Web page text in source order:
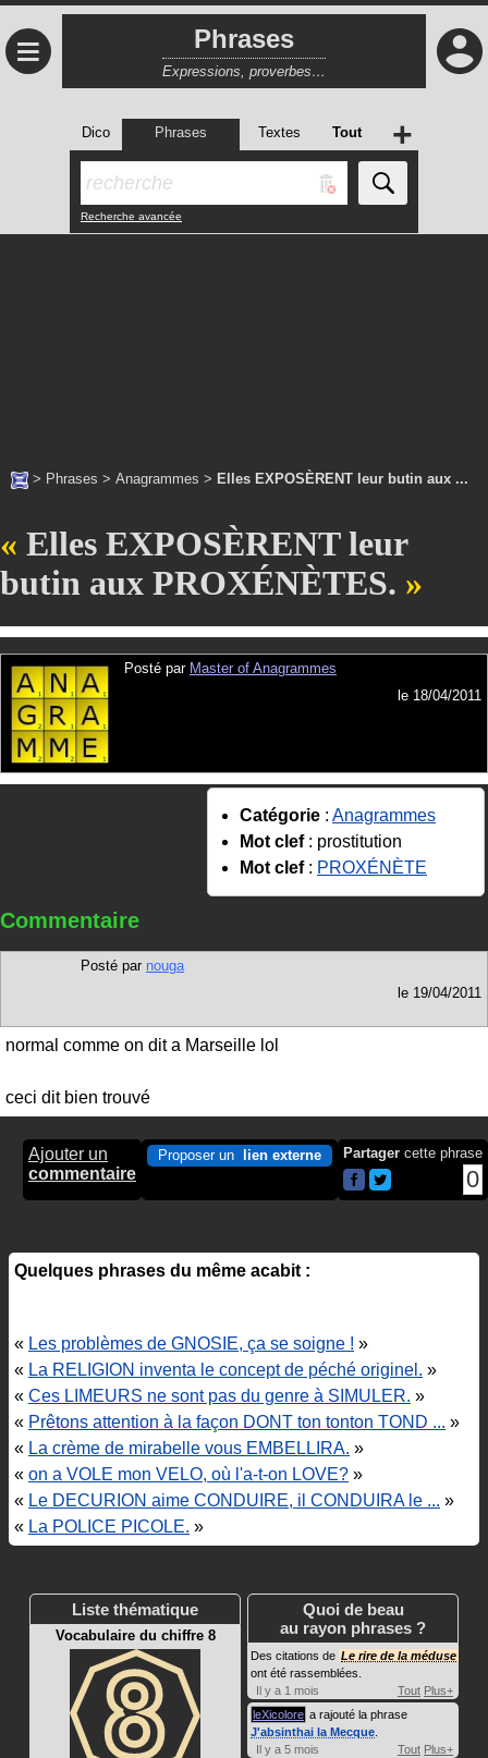
≡ Phrases
Expressions, proverbes…
Dico Phrases Textes Tout
Recherche avancée
+
> Phrases > Anagrammes > Elles EXPOSÈRENT leur butin aux ...
Elles EXPOSÈRENT leur
butin aux PROXÉNÈTES.
Posté par Master of Anagrammes
le 18/04/2011
Catégorie : Anagrammes
Mot clef: prostitution
Mot clef: PROXÉNÈTE
Commentaire
Posté par nouga
le 19/04/2011
normal comme on dit a Marseille lol
ceci dit bien trouvé
Ajouter un
commentaire
Proposer un lien externe Partager cette phrase
0
Quelques phrases du même acabit :
« Les problèmes de GNOSIE, ça se soigne ! »
« La RELIGION inventa le concept de péché originel. »
« Ces LIMEURS ne sont pas du genre à SIMULER. »
« Prêtons attention à la façon DONT ton tonton TOND ... »
« La crème de mirabelle vous EMBELLIRA. »
« on a VOLE mon VELO, où l'a-t-on LOVE? »
« Le DECURION aime CONDUIRE, il CONDUIRA le ... »
« La POLICE PICOLE. »
Liste thématique
Vocabulaire du chiffre 8
Quoi de beau
au rayon phrases ?
Des citations de Le rire de la méduse
ont été rassemblées.
Il y a 1 mois
Tout Plus+
leXicolore a rajouté la phrase
J'absinthai la Mecque
Il y a 5 mois
Tout Plus+